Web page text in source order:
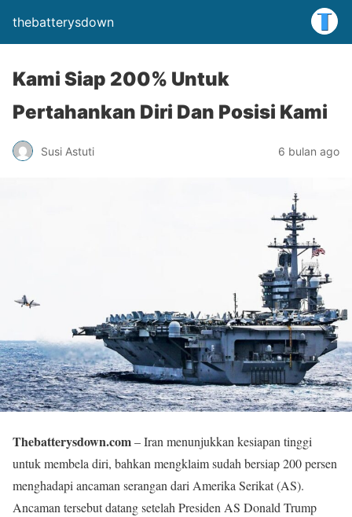
thebatterysdown
Kami Siap 200% Untuk
Pertahankan Diri Dan Posisi Kami
Susi Astuti 6 bulan ago
Thebatterysdown.com– Iran menunjukkan kesiapan tinggi
untuk membela diri, bahkan mengklaim sudah bersiap 200 persen
menghadapi ancaman serangan dari Amerika Serikat (AS).
Ancaman tersebut datang setelah Presiden AS Donald Trump